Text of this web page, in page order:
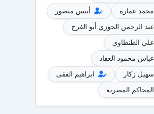
محمد عمارة
أنيس منصور
عبد الرحمن الجوزي أبو الفرج
علي الطنطاوي
عباس محمود العقاد
سهيل زكار
ابراهيم الفقى
المحاكم المصرية